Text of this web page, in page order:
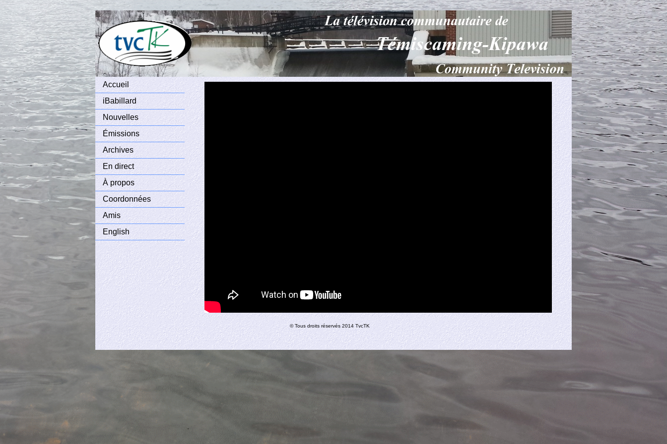
Accueil
iBabillard
Nouvelles
Émissions
Archives
En direct
À propos
Coordonnées
Amis
English
© Tous droits réservés 2014 TvcTK